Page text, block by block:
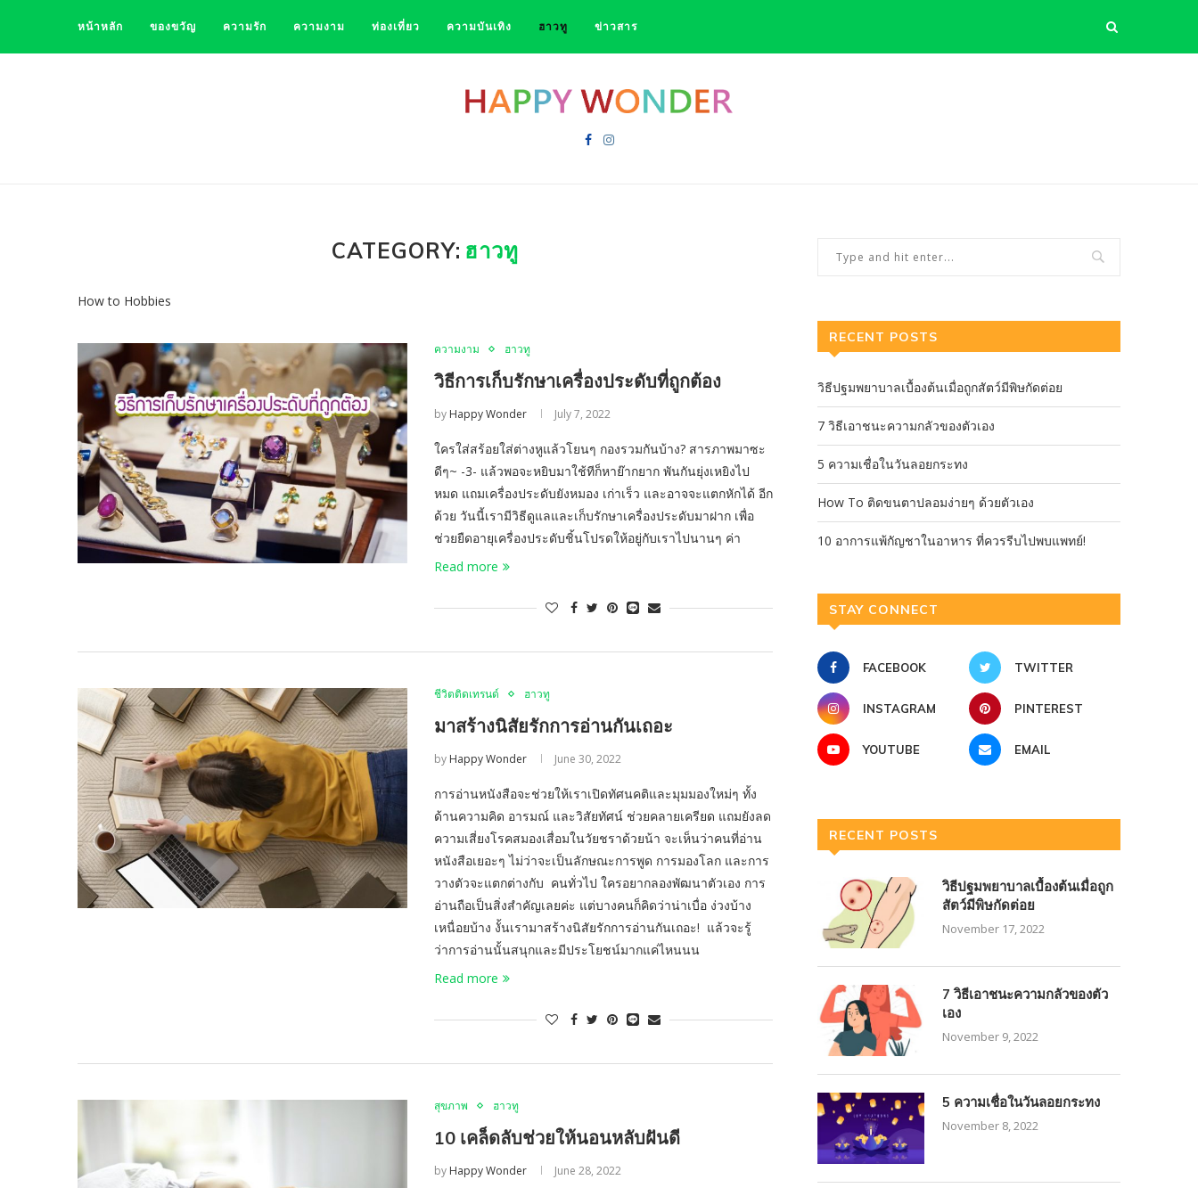
หน้าหลัก ของขวัญ ความรัก ความงาม ท่องเที่ยว ความบันเทิง ฮาวทู ข่าวสาร
CATEGORY: ฮาวทู
How to Hobbies
ความงาม ฮาวทู
วิธีการเก็บรักษาเครื่องประดับที่ถูกต้อง
by Happy Wonder July 7, 2022
ใครใส่สร้อยใส่ต่างหูแล้วโยนๆ กองรวมกันบ้าง? สารภาพมาซะ
ดีๆ~ -3- แล้วพอจะหยิบมาใช้ทีก็หาย๊ากยาก พันกันยุ่งเหยิงไป
หมด แถมเครื่องประดับยังหมอง เก่าเร็ว และอาจจะแตกหักได้ อีก
ด้วย วันนี้เรามีวิธีดูแลและเก็บรักษาเครื่องประดับมาฝาก เพื่อ
ช่วยยืดอายุเครื่องประดับชิ้นโปรดให้อยู่กับเราไปนานๆ ค่า
Read more
ชีวิตติดเทรนด์ ฮาวทู
มาสร้างนิสัยรักการอ่านกันเถอะ
by Happy Wonder June 30, 2022
การอ่านหนังสือจะช่วยให้เราเปิดทัศนคติและมุมมองใหม่ๆ ทั้ง
ด้านความคิด อารมณ์ และวิสัยทัศน์ ช่วยคลายเครียด แถมยังลด
ความเสี่ยงโรคสมองเสื่อมในวัยชราด้วยน้า จะเห็นว่าคนที่อ่าน
หนังสือเยอะๆ ไม่ว่าจะเป็นลักษณะการพูด การมองโลก และการ
วางตัวจะแตกต่างกับ คนทั่วไป ใครอยากลองพัฒนาตัวเอง การ
อ่านถือเป็นสิ่งสำคัญเลยค่ะ แต่บางคนก็คิดว่าน่าเบื่อ ง่วงบ้าง
เหนื่อยบ้าง งั้นเรามาสร้างนิสัยรักการอ่านกันเถอะ! แล้วจะรู้
ว่าการอ่านนั้นสนุกและมีประโยชน์มากแค่ไหนนน
Read more
สุขภาพ ฮาวทู
10 เคล็ดลับช่วยให้นอนหลับฝันดี
by Happy Wonder June 28, 2022
RECENT POSTS
วิธีปฐมพยาบาลเบื้องต้นเมื่อถูกสัตว์มีพิษกัดต่อย
7 วิธีเอาชนะความกลัวของตัวเอง
5 ความเชื่อในวันลอยกระทง
How To ติดขนตาปลอมง่ายๆ ด้วยตัวเอง
10 อาการแพ้กัญชาในอาหาร ที่ควรรีบไปพบแพทย์!
STAY CONNECT
FACEBOOK TWITTER
INSTAGRAM PINTEREST
YOUTUBE EMAIL
RECENT POSTS
วิธีปฐมพยาบาลเบื้องต้นเมื่อถูก
สัตว์มีพิษกัดต่อย
November 17, 2022
7 วิธีเอาชนะความกลัวของตัว
เอง
November 9, 2022
5 ความเชื่อในวันลอยกระทง
November 8, 2022